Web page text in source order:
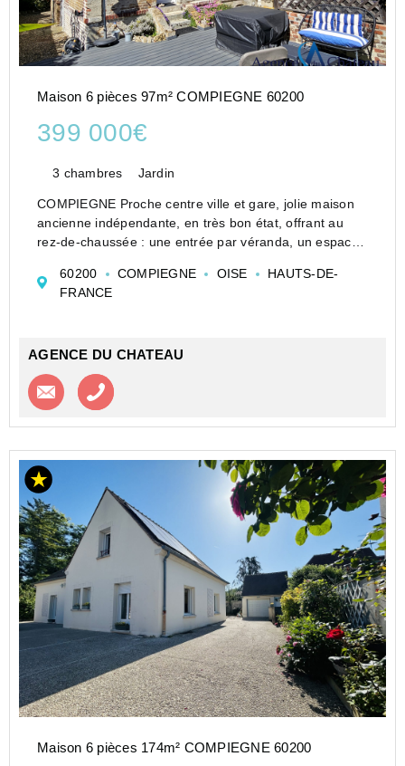
Maison 6 pièces 97m² COMPIEGNE 60200
399 000€
3 chambres Jardin
COMPIEGNE Proche centre ville et gare, jolie maison
ancienne indépendante, en très bon état, offrant au
rez-de-chaussée : une entrée par véranda, un espace
équipée donnant sur la terrasse, un dégagement, un ...
60200 COMPIEGNE OISE
HAUTS-DE-
FRANCE
AGENCE DU CHATEAU
Contacter l'agence
Maison 6 pièces 174m² COMPIEGNE 60200